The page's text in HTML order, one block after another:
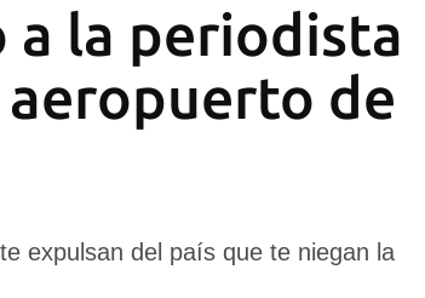
a la periodista
de
expulsan del país que te niegan la